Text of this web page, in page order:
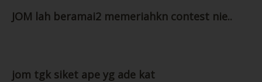
JOM lah beramai2 memeriahkn contest nie..
jom tgk siket ape yg ade kat